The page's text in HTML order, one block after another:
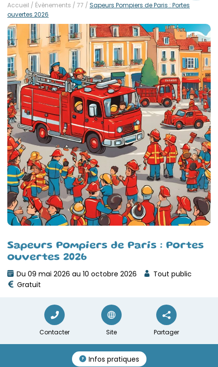
Sapeurs Pompiers de Paris : Portes
ouvertes 2026
Du 09 mai 2026 au 10 octobre 2026
Tout public
Gratuit
Accueil / Évènements / 77 / Sapeurs Pompiers de Paris : Portes
ouvertes 2026
Contacter Site Partager
Infos pratiques